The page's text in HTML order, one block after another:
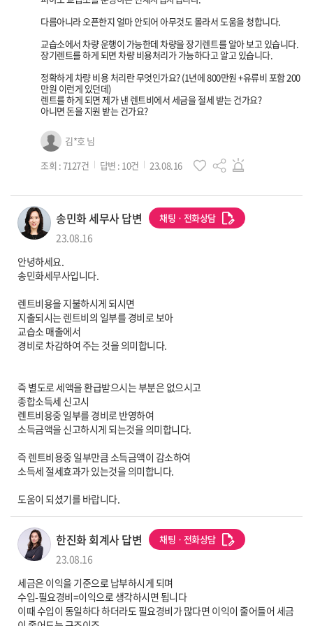
다름아니라 오픈한지 얼마 안되어 아무것도 몰라서 도움을 청합니다.
교습소에서 차량 운행이 가능한데 차량을 장기렌트를 알아 보고 있습니다.
장기렌트를 하게 되면 차량 비용처리가 가능하다고 알고 있습니다.
정확하게 차량 비용 처리란 무엇인가요? (1년에 800만원 +유류비 포함 200
만원 이런게 있던데)
렌트를 하게 되면 제가 낸 렌트비에서 세금을 절세 받는 건가요?
아니면 돈을 지원 받는 건가요?
김*호 님
조회 : 7127건
답변 : 10건 23.08.16
세무사 프로필 이미지
송민화 세무사 답변 채팅ㆍ전화상담
23.08.16
안녕하세요.
송민화세무사입니다.
렌트비용을 지불하시게 되시면
지출되시는 렌트비의 일부를 경비로 보아
교습소 매출에서
경비로 차감하여 주는 것을 의미합니다.
즉 별도로 세액을 환급받으시는 부분은 없으시고
종합소득세 신고시
렌트비용중 일부를 경비로 반영하여
소득금액을 신고하시게 되는것을 의미합니다.
즉 렌트비용중 일부만큼 소득금액이 감소하여
소득세 절세효과가 있는것을 의미합니다.
도움이 되셨기를 바랍니다.
세무사 프로필 이미지
한진화 회계사 답변 채팅ㆍ전화상담
23.08.16
세금은 이익을 기준으로 납부하시게 되며
수입-필요경비=이익으로 생각하시면 됩니다
이때 수입이 동일하다 하더라도 필요경비가 많다면 이익이 줄어들어 세금